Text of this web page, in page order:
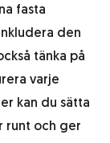
fasta
den
tänka på
varje
kan du sätta
runt och ger